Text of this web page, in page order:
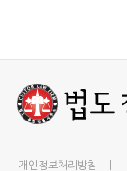
개인정보처리방침 ㅣ